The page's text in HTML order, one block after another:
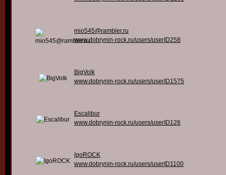
mio545@rambler.ru
www.dobrynin-rock.ru/users/userID258
BigVolk
www.dobrynin-rock.ru/users/userID1575
Escalibur
www.dobrynin-rock.ru/users/userID126
IgoROCK
www.dobrynin-rock.ru/users/userID1100